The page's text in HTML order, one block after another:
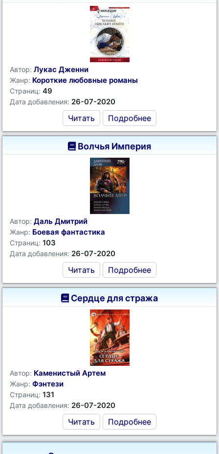
Автор: Лукас Дженни
Жанр: Короткие любовные романы
Страниц: 49
Дата добавления: 26-07-2020
Читать Подробнее
Волчья Империя
Автор: Даль Дмитрий
Жанр: Боевая фантастика
Страниц: 103
Дата добавления: 26-07-2020
Читать Подробнее
Сердце для стража
Автор: Каменистый Артем
Жанр: Фэнтези
Страниц: 131
Дата добавления: 26-07-2020
Читать Подробнее